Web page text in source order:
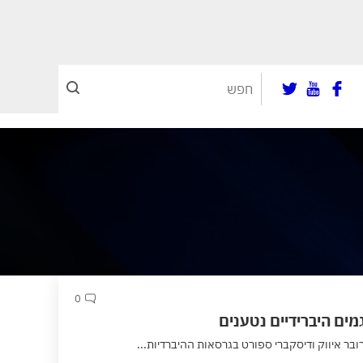
0
היברידיים נטענים
איווק ודיסקברי ספורט בגרסאות ההיברדיות...